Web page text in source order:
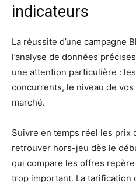
indicateurs
La réussite d’une campagne
l’analyse de données
une attention particulière :
concurrents, le niveau de
marché.
Suivre en temps réel les prix
retrouver hors-jeu dès le
qui compare les offres
trop important. La tarification